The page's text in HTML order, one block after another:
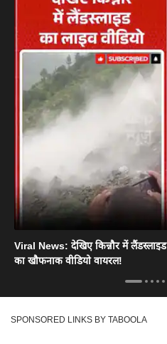
Viral News: देखिए किन्नौर में लैंडस्लाइड
का खौफनाक वीडियो वायरल!
SPONSORED LINKS BY TABOOLA